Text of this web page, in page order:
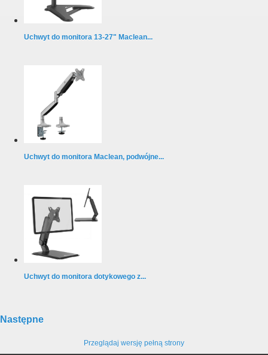
Uchwyt do monitora 13-27" Maclean...
Uchwyt do monitora Maclean, podwójne...
Uchwyt do monitora dotykowego z...
Następne
Przeglądaj wersję pełną strony